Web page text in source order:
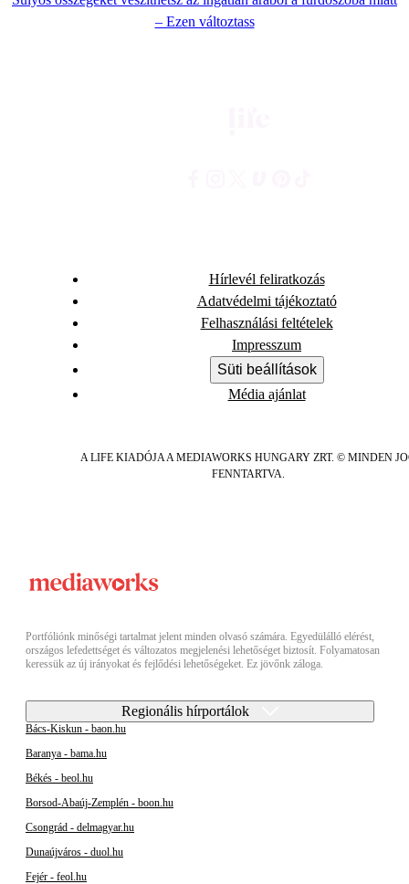
– Ezen változtass
Hírlevél feliratkozás
Adatvédelmi tájékoztató
Felhasználási feltételek
Impresszum
Süti beállítások
Média ajánlat
A LIFE KIADÓJA A MEDIAWORKS HUNGARY ZRT. © MINDEN
FENNTARTVA.
Portfóliónk minőségi tartalmat jelent minden olvasó számára. Egyedülálló elérést,
országos lefedettséget és változatos megjelenési lehetőséget biztosít. Folyamatosan
keressük az új irányokat és fejlődési lehetőségeket. Ez jövőnk záloga.
Regionális hírportálok
Bács-Kiskun - baon.hu
Baranya - bama.hu
Békés - beol.hu
Borsod-Abaúj-Zemplén - boon.hu
Csongrád - delmagyar.hu
Dunaújváros - duol.hu
Fejér - feol.hu